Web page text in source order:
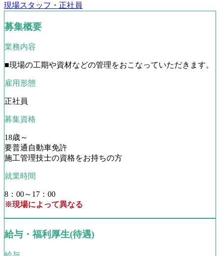
現場スタッフ・正社員
募集概要
業務内容
■現場の工期や資材などの管理をおこなっていただきます。
雇用形態
正社員
募集資格
18歳～
要普通自動車免許
施工管理技士の資格をお持ちの方
就業時間
8：00～17：00
※現場によって異なる
給与・福利厚生(待遇)